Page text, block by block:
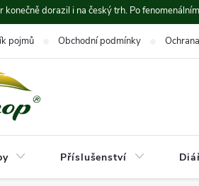
konečně dorazil i na český trh. Po
pojmů Obchodní podmínky Ochrana
Příslušenství